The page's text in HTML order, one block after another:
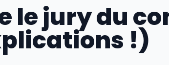
le jury du
!)